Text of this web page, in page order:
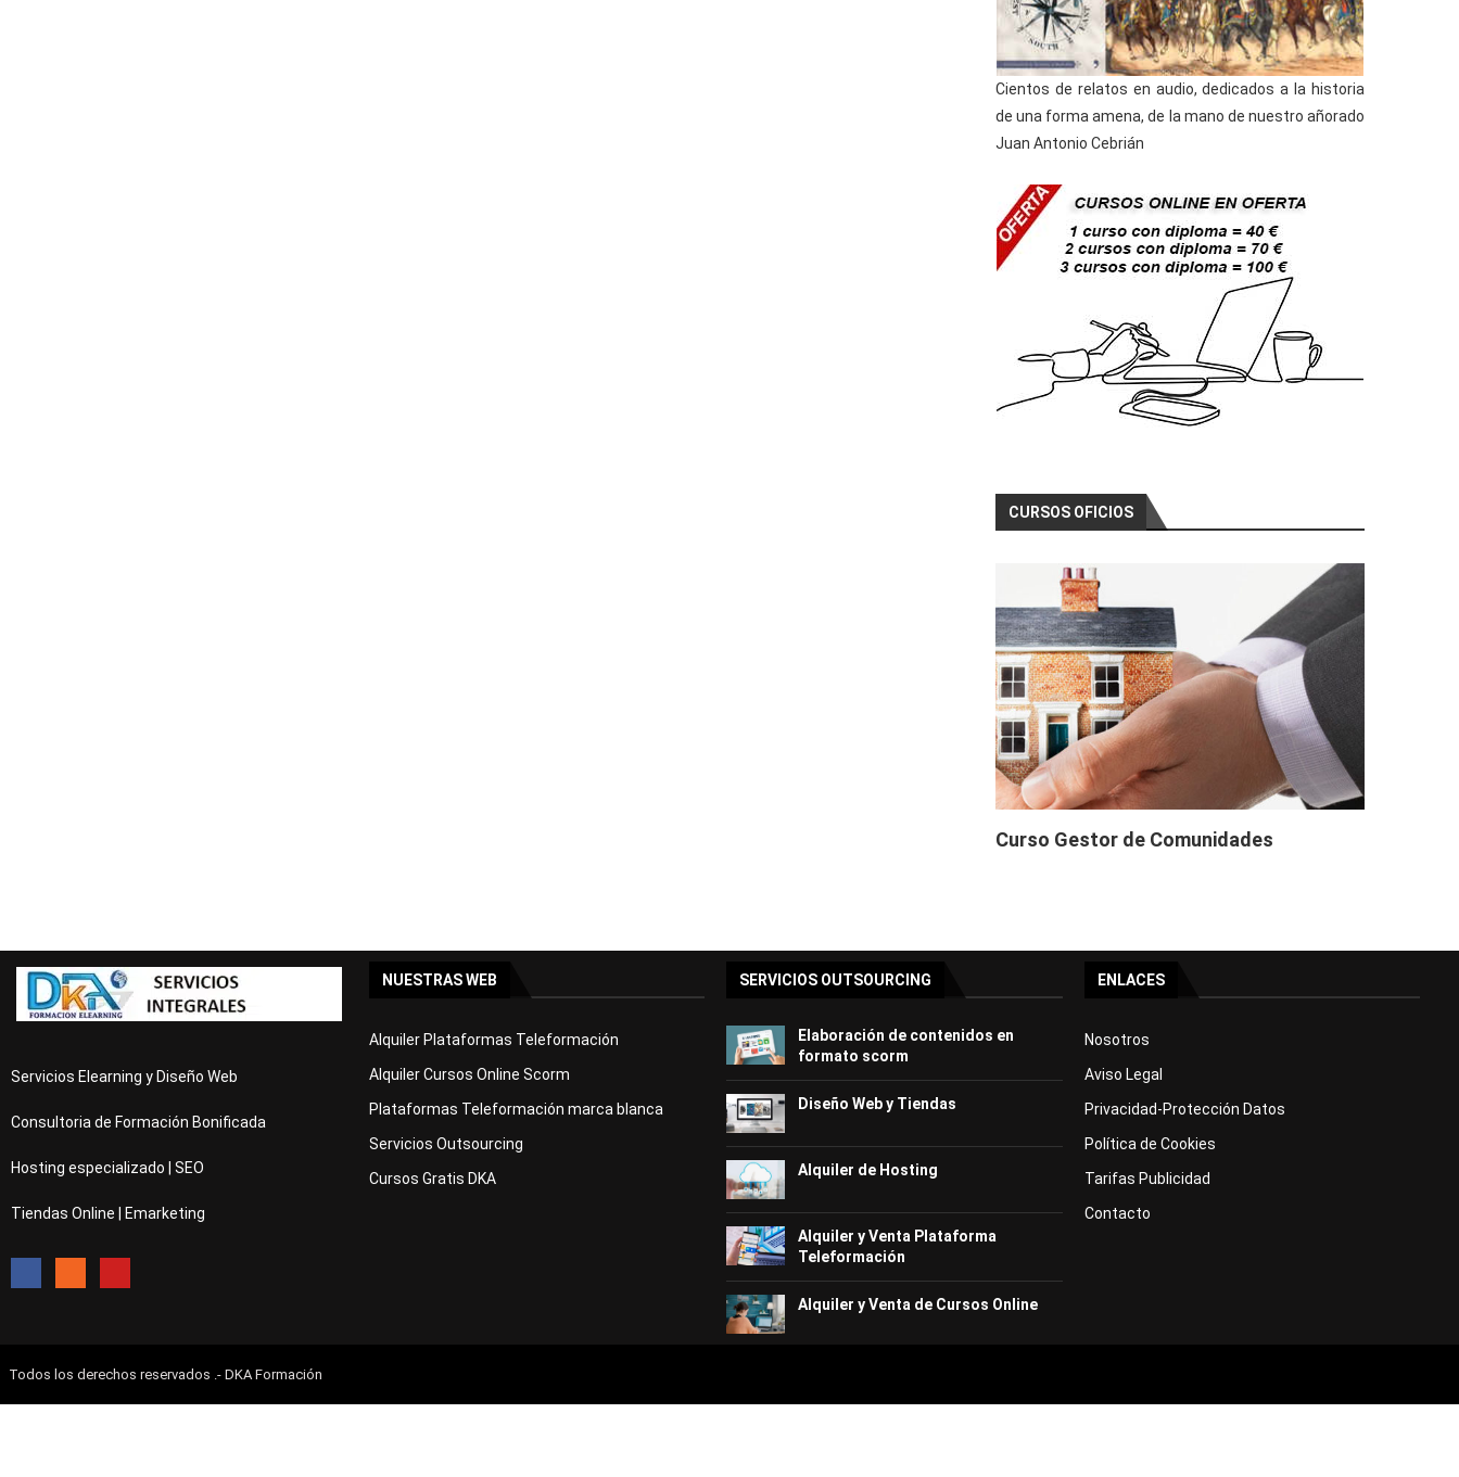
Cientos de relatos en audio, dedicados a la historia
de una forma amena, de la mano de nuestro añorado
Juan Antonio Cebrián
CURSOS OFICIOS
Curso Gestor de Comunidades
Servicios Elearning y Diseño Web
Consultoria de Formación Bonificada
Hosting especializado | SEO
Tiendas Online | Emarketing
NUESTRAS WEB
Alquiler Plataformas Teleformación
Alquiler Cursos Online Scorm
Plataformas Teleformación marca blanca
Servicios Outsourcing
Cursos Gratis DKA
SERVICIOS OUTSOURCING
Elaboración de contenidos en
formato scorm
Diseño Web y Tiendas
Alquiler de Hosting
Alquiler y Venta Plataforma
Teleformación
Alquiler y Venta de Cursos Online
ENLACES
Nosotros
Aviso Legal
Privacidad-Protección Datos
Política de Cookies
Tarifas Publicidad
Contacto
Todos los derechos reservados .- DKA Formación